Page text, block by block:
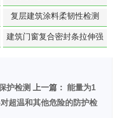
复层建筑涂料柔韧性检测
建筑门窗复合密封条拉伸强
护检测 上一篇： 能量为1
超温和其他危险的防护检